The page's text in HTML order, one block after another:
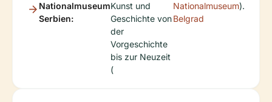
Nationalmuseum
Serbien:
Kunst und
Geschichte von
der
Vorgeschichte
bis zur Neuzeit
(
Nationalmuseum
Belgrad
).